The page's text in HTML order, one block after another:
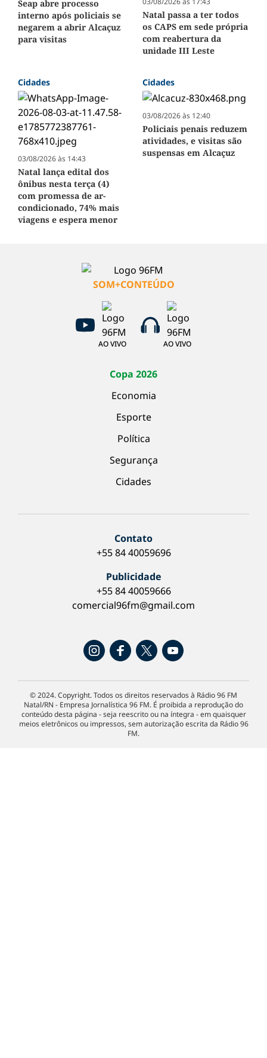
Seap abre processo
interno após policiais se
negarem a abrir Alcaçuz
para visitas
Natal passa a ter todos
os CAPS em sede própria
com reabertura da
unidade III Leste
Cidades
03/08/2026 às 14:43
Natal lança edital dos
ônibus nesta terça (4)
com promessa de ar-
condicionado, 74% mais
viagens e espera menor
Cidades
03/08/2026 às 12:40
Policiais penais reduzem
atividades, e visitas são
suspensas em Alcaçuz
SOM+CONTEÚDO
AO VIVO AO VIVO
Copa 2026
Economia
Esporte
Política
Segurança
Cidades
Contato
+55 84 40059696
Publicidade
+55 84 40059666
comercial96fm@gmail.com
© 2024. Copyright. Todos os direitos reservados à Rádio 96 FM
Natal/RN - Empresa Jornalística 96 FM. É proibida a reprodução do
conteúdo desta página - seja reescrito ou na íntegra - em quaisquer
meios eletrônicos ou impressos, sem autorização escrita da Rádio 96
FM.